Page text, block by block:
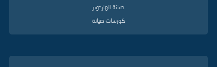
صيانة الهاردوير
كورسات صيانة